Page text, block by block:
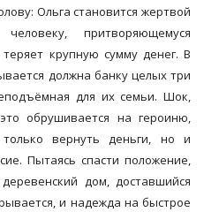
Ольга становится жертвой
притворяющемуся
крупную сумму денег. В
должна банку целых три
для их семьи. Шок,
обрушивается на героиню,
вернуть деньги, но и
Пытаясь спасти положение,
дом, доставшийся
и надежда на быстрое